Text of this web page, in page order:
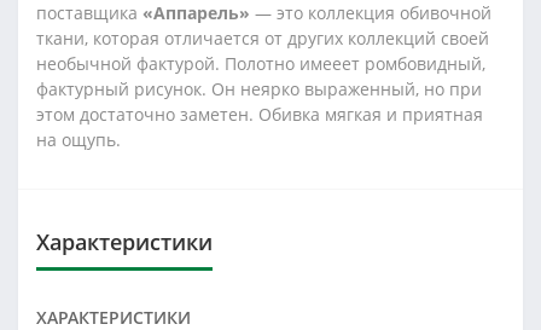
поставщика «Аппарель» — это коллекция обивочной
ткани, которая отличается от других коллекций своей
необычной фактурой. Полотно имееет ромбовидный,
фактурный рисунок. Он неярко выраженный, но при
этом достаточно заметен. Обивка мягкая и приятная
на ощупь.
Характеристики
ХАРАКТЕРИСТИКИ